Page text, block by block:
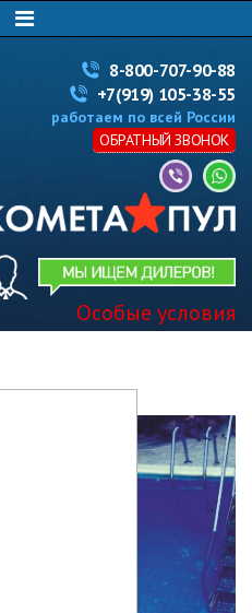
8-800-707-90-88
+7(919) 105-38-55
работаем по всей России
ОБРАТНЫЙ ЗВОНОК
Особые условия